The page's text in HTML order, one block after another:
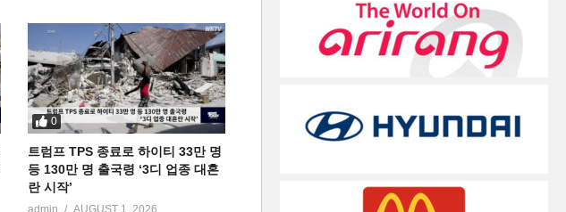
0
트럼프 TPS 종료로 하이티 33만 명
등 130만 명 출국령 ‘3디 업종 대혼
란 시작’
admin AUGUST 1, 2026